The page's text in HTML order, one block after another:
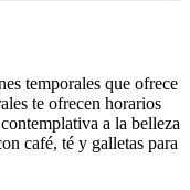
temporales que ofrece
te ofrecen horarios
a la belleza
café, té y galletas para